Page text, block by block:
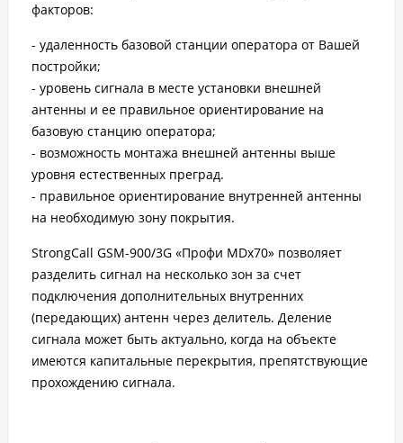
факторов:
- удаленность базовой станции оператора от Вашей
постройки;
- уровень сигнала в месте установки внешней
антенны и ее правильное ориентирование на
базовую станцию оператора;
- возможность монтажа внешней антенны выше
уровня естественных преград.
- правильное ориентирование внутренней антенны
на необходимую зону покрытия.
StrongCall GSM-900/3G «Профи MDх70» позволяет
разделить сигнал на несколько зон за счет
подключения дополнительных внутренних
(передающих) антенн через делитель. Деление
сигнала может быть актуально, когда на объекте
имеются капитальные перекрытия, препятствующие
прохождению сигнала.